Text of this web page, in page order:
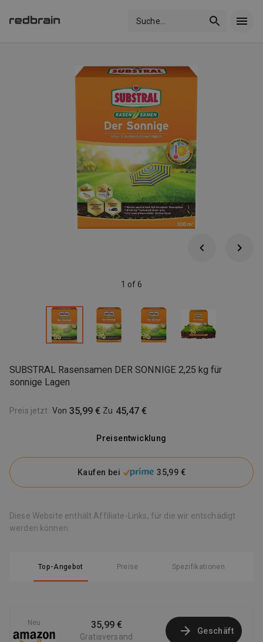
Suche
1 of 6
SUBSTRAL Rasensamen DER SONNIGE 2,25 kg für
sonnige Lagen
Preis jetzt: Von 35,99 € Zu 45,47 €
Preisentwicklung
Kaufen bei 35,99 €
Diese Website enthält Affiliate-Links, für die wir entschädigt
werden können.
Top-Angebot Preise Spezifikationen
Neu 35,99 €
Gratisversand
Geschäft